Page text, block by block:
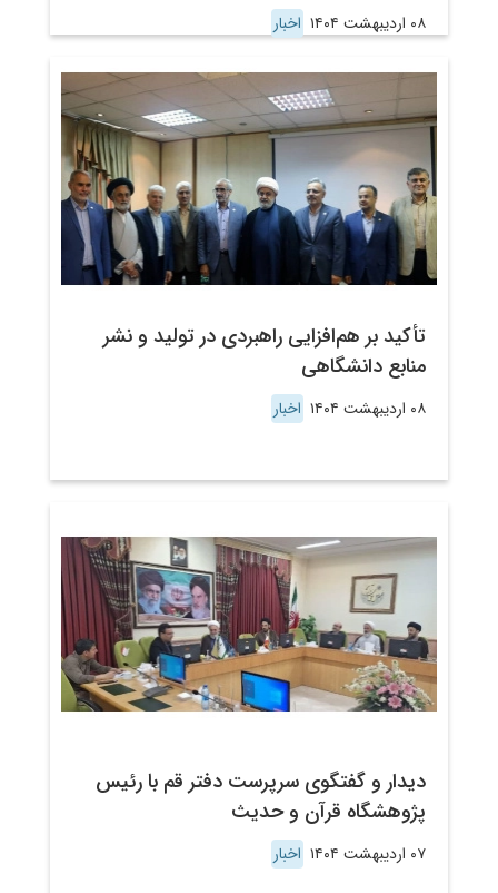
۰۸ اردیبهشت ۱۴۰۴ اخبار
تأکید بر هم‌افزایی راهبردی در تولید و نشر
منابع دانشگاهی
۰۸ اردیبهشت ۱۴۰۴ اخبار
دیدار و گفتگوی سرپرست دفتر قم با رئیس
پژوهشگاه قرآن و حدیث
۰۷ اردیبهشت ۱۴۰۴ اخبار